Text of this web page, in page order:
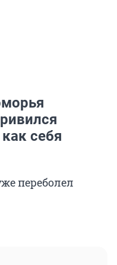
себя
переболел